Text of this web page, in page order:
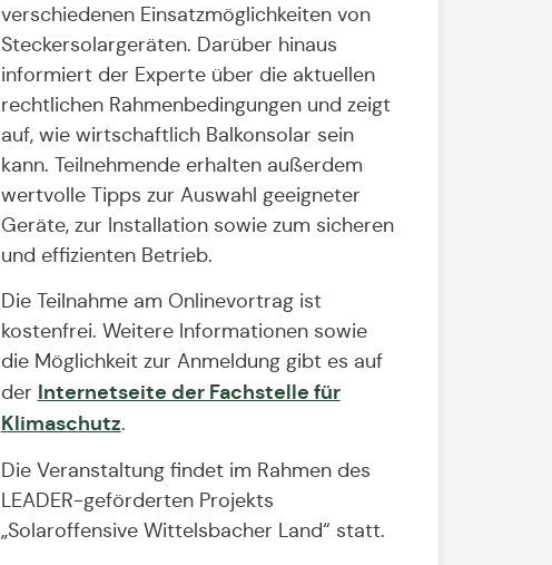
verschiedenen Einsatzmöglichkeiten von
Steckersolargeräten. Darüber hinaus
informiert der Experte über die aktuellen
rechtlichen Rahmenbedingungen und zeigt
auf, wie wirtschaftlich Balkonsolar sein
kann. Teilnehmende erhalten außerdem
wertvolle Tipps zur Auswahl geeigneter
Geräte, zur Installation sowie zum sicheren
und effizienten Betrieb.
Die Teilnahme am Onlinevortrag ist
kostenfrei. Weitere Informationen sowie
die Möglichkeit zur Anmeldung gibt es auf
der Internetseite der Fachstelle für
Klimaschutz.
Die Veranstaltung findet im Rahmen des
LEADER-geförderten Projekts
„Solaroffensive Wittelsbacher Land“ statt.